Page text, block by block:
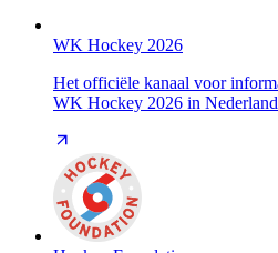
WK Hockey 2026
Het officiële kanaal voor
WK Hockey 2026 in